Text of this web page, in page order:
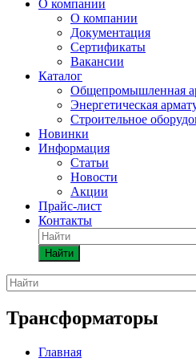
О компании
О компании
Документация
Сертификаты
Вакансии
Каталог
Общепромышленная
Энергетическая
Строительное
Новинки
Информация
Статьи
Новости
Акции
Прайс-лист
Контакты
Найти
Трансформаторы
Главная